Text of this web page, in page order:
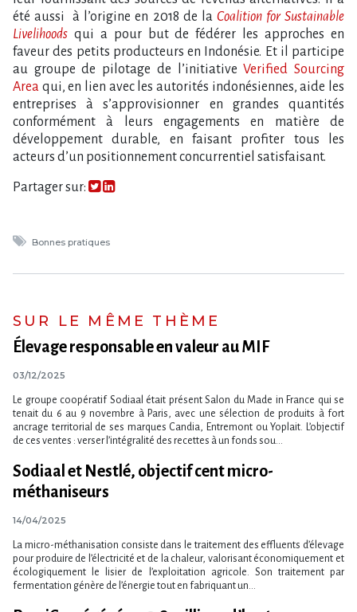
été aussi à l’origine en 2018 de la Coalition for Sustainable
Livelihoods qui a pour but de fédérer les approches en
faveur des petits producteurs en Indonésie. Et il participe
au groupe de pilotage de l’initiativeVerified Sourcing
Area qui, en lien avec les autorités indonésiennes, aide les
entreprises à s’approvisionner en grandes quantités
conformément à leurs engagements en matière de
développement durable, en faisant profiter tous les
acteurs d’un positionnement concurrentiel satisfaisant.
Partager sur:
Bonnes pratiques
SUR LE MÊME THÈME
Élevage responsable en valeur au MIF
03/12/2025
Le groupe coopératif Sodiaal était présent Salon du Made in France qui se
tenait du 6 au 9 novembre à Paris, avec une sélection de produits à fort
ancrage territorial de ses marques Candia, Entremont ou Yoplait. L’objectif
de ces ventes : verser l’intégralité des recettes à un fonds sou...
Sodiaal et Nestlé, objectif cent micro-
méthaniseurs
14/04/2025
La micro-méthanisation consiste dans le traitement des effluents d’élevage
pour produire de l’électricité et de la chaleur, valorisant économiquement et
écologiquement le lisier de l’exploitation agricole. Son traitement par
fermentation génère de l’énergie tout en fabriquant un...